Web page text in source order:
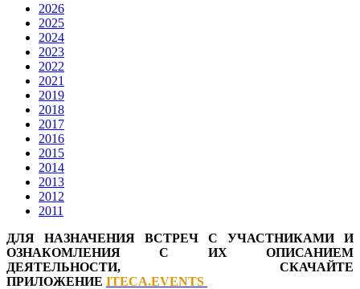
2026
2025
2024
2023
2022
2021
2019
2018
2017
2016
2015
2014
2013
2012
2011
ДЛЯ НАЗНАЧЕНИЯ ВСТРЕЧ С УЧАСТНИКАМИ И
ОЗНАКОМЛЕНИЯ С ИХ ОПИСАНИЕМ
ДЕЯТЕЛЬНОСТИ, СКАЧАЙТЕ
ПРИЛОЖЕНИЕ ITECA.EVENTS